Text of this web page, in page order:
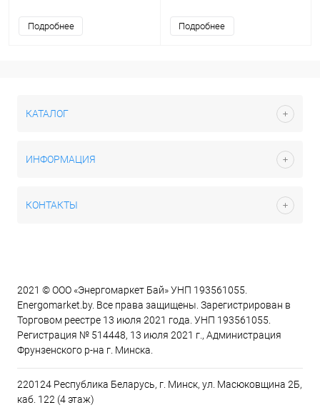
Подробнее Подробнее
КАТАЛОГ
ИНФОРМАЦИЯ
КОНТАКТЫ
2021 © ООО «Энергомаркет Бай» УНП 193561055.
Energomarket.by. Все права защищены. Зарегистрирован в
Торговом реестре 13 июля 2021 года. УНП 193561055.
Регистрация № 514448, 13 июля 2021 г., Администрация
Фрунзенского р-на г. Минска.
220124 Республика Беларусь, г. Минск, ул. Масюковщина 2Б,
каб. 122 (4 этаж)